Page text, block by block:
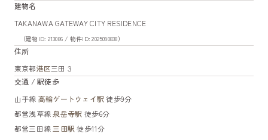
建物名
TAKANAWA GATEWAY CITY RESIDENCE
（建物ID: 213086 / 物件ID: 2025090838）
住所
東京都港区三田３
交通 / 駅徒歩
山手線 高輪ゲートウェイ駅 徒歩9分
都営浅草線泉岳寺駅 徒歩6分
都営三田線 三田駅 徒歩11分